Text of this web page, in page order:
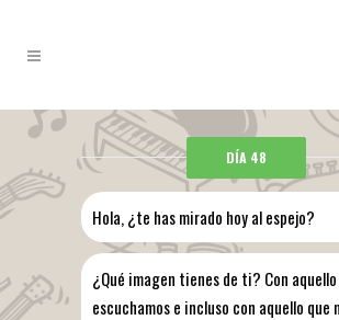
DÍA 48
Hola, ¿te has mirado hoy al espejo?
¿Qué imagen tienes de ti? Con
escuchamos e incluso con aquello que